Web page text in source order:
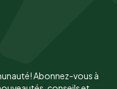
Abonnez-vous à